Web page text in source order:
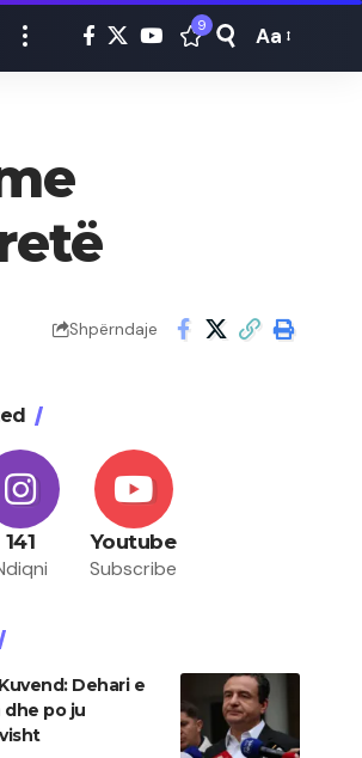
9
Font
Aa
Shpërndaje
141 Youtube
Subscribe
Dehari e
po ju